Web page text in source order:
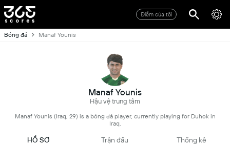
Điểm của tôi
Bóng đá Manaf Younis
Manaf Younis
Hậu vệ trung tâm
Manaf Younis (Iraq, 29) is a bóng đá player, currently playing for Duhok in
Iraq.
HỒ SƠ Trận đấu Thống kê